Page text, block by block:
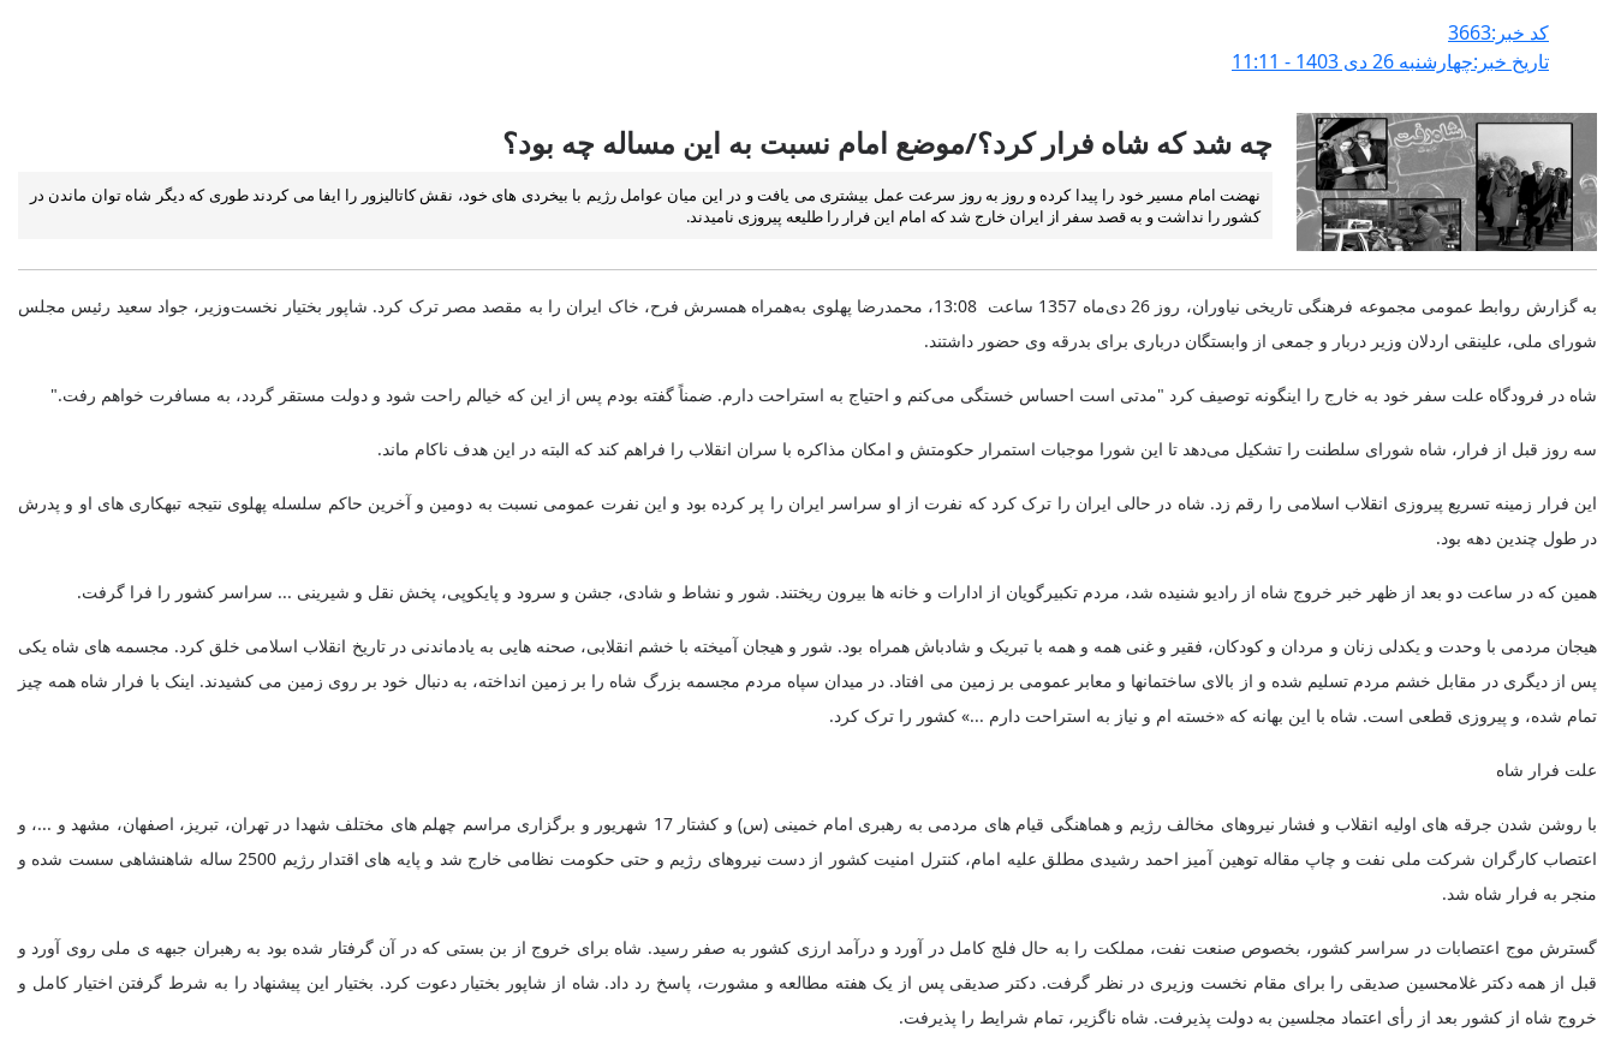
کد خبر:3663
تاریخ خبر:چهارشنبه 26 دی 1403 - 11:11
چه شد که شاه فرار کرد؟/موضع امام نسبت به این مساله چه بود؟
نهضت امام مسیر خود را پیدا کرده و روز به روز سرعت عمل بیشتری می یافت و در این میان عوامل رژیم با بیخردی های خود، نقش کاتالیزور را ایفا می کردند طوری که دیگر شاه توان ماندن در
کشور را نداشت و به قصد سفر از ایران خارج شد که امام این فرار را طلیعه پیروزی نامیدند.
به گزارش روابط عمومی مجموعه فرهنگی تاریخی نیاوران، روز 26 دی‌ماه 1357 ساعت 13:08، محمدرضا پهلوی به‌همراه همسرش فرح، خاک ایران را به مقصد مصر ترک کرد. شاپور بختیار نخست‌وزیر، جواد سعید رئیس مجلس
شورای ملی، علینقی اردلان وزیر دربار و جمعی از وابستگان درباری برای بدرقه وی حضور داشتند.
شاه در فرودگاه علت سفر خود به خارج را اینگونه توصیف کرد "مدتی است احساس خستگی می‌کنم و احتیاج به استراحت دارم. ضمناً گفته بودم پس از این که خیالم راحت شود و دولت مستقر گردد، به مسافرت خواهم رفت."
سه روز قبل از فرار، شاه شورای سلطنت را تشکیل می‌دهد تا این شورا موجبات استمرار حکومتش و امکان مذاکره با سران انقلاب را فراهم کند که البته در این هدف ناکام ماند.
این فرار زمینه تسریع پیروزی انقلاب اسلامی را رقم زد. شاه در حالی ایران را ترک کرد که نفرت از او سراسر ایران را پر کرده بود و این نفرت عمومی نسبت به دومین و آخرین حاکم سلسله پهلوی نتیجه تبهکاری های او و پدرش
در طول چندین دهه بود.
همین که در ساعت دو بعد از ظهر خبر خروج شاه از رادیو شنیده شد، مردم تکبیرگویان از ادارات و خانه ها بیرون ریختند. شور و نشاط و شادی، جشن و سرود و پایکوپی، پخش نقل و شیرینی ... سراسر کشور را فرا گرفت.
هیجان مردمی با وحدت و یکدلی زنان و مردان و کودکان، فقیر و غنی همه و همه با تبریک و شادباش همراه بود. شور و هیجان آمیخته با خشم انقلابی، صحنه هایی به یادماندنی در تاریخ انقلاب اسلامی خلق کرد. مجسمه های شاه یکی
پس از دیگری در مقابل خشم مردم تسلیم شده و از بالای ساختمانها و معابر عمومی بر زمین می افتاد. در میدان سپاه مردم مجسمه بزرگ شاه را بر زمین انداخته، به دنبال خود بر روی زمین می کشیدند. اینک با فرار شاه همه چیز
تمام شده، و پیروزی قطعی است. شاه با این بهانه که «خسته ام و نیاز به استراحت دارم ...» کشور را ترک کرد.
علت فرار شاه
با روشن شدن جرقه های اولیه انقلاب و فشار نیروهای مخالف رژیم و هماهنگی قیام های مردمی به رهبری امام خمینی (س) و کشتار 17 شهریور و برگزاری مراسم چهلم های مختلف شهدا در تهران، تبریز، اصفهان، مشهد و ...، و
اعتصاب کارگران شرکت ملی نفت و چاپ مقاله توهین آمیز احمد رشیدی مطلق علیه امام، کنترل امنیت کشور از دست نیروهای رژیم و حتی حکومت نظامی خارج شد و پایه های اقتدار رژیم 2500 ساله شاهنشاهی سست شده و
منجر به فرار شاه شد.
گسترش موج اعتصابات در سراسر کشور، بخصوص صنعت نفت، مملکت را به حال فلج کامل در آورد و درآمد ارزی کشور به صفر رسید. شاه برای خروج از بن بستی که در آن گرفتار شده بود به رهبران جبهه ی ملی روی آورد و
قبل از همه دکتر غلامحسین صدیقی را برای مقام نخست وزیری در نظر گرفت. دکتر صدیقی پس از یک هفته مطالعه و مشورت، پاسخ رد داد. شاه از شاپور بختیار دعوت کرد. بختیار این پیشنهاد را به شرط گرفتن اختیار کامل و
خروج شاه از کشور بعد از رأی اعتماد مجلسین به دولت پذیرفت. شاه ناگزیر، تمام شرایط را پذیرفت.